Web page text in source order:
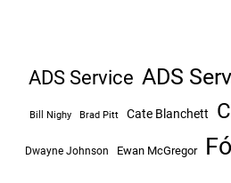
ADS Service ADS
Bill Nighy Brad Pitt Cate Blanchett
Dwayne Johnson Ewan McGregor